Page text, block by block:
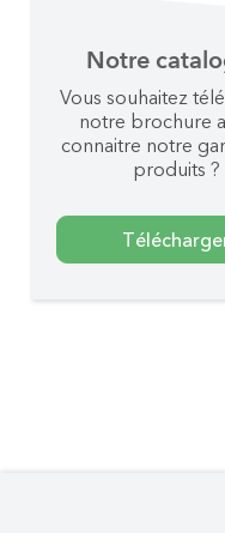
Notre
Vous souhaitez
notre brochure
connaitre notre
produits ?